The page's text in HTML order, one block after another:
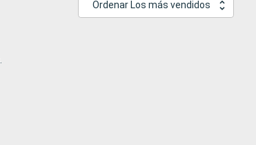
Ordenar Los más vendidos